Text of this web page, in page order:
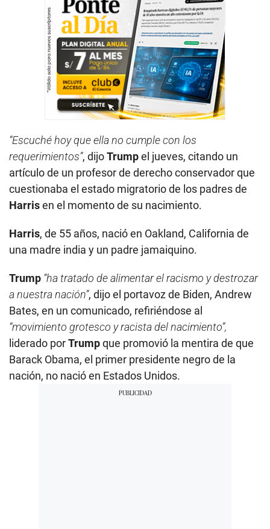
“Escuché hoy que ella no cumple con los
requerimientos”, dijoTrumpel jueves, citando un
artículo de un profesor de derecho conservador que
cuestionaba el estado migratorio de los padres de
Harrisen el momento de su nacimiento.
Harris, de 55 años, nació en Oakland, California de
una madre india y un padre jamaiquino.
Trump “ha tratado de alimentar el racismo y destrozar
a nuestra nación”, dijo el portavoz de Biden, Andrew
Bates, en un comunicado, refiriéndose al
“movimiento grotesco y racista del nacimiento”,
liderado porTrumpque promovió la mentira de que
Barack Obama, el primer presidente negro de la
nación, no nació en Estados Unidos.